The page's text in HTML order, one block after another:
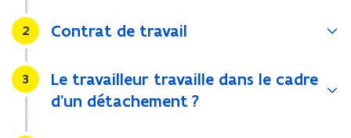
Stap
2 Contrat de travail
Stap
3
Le travailleur travaille dans le cadre
d’un détachement ?